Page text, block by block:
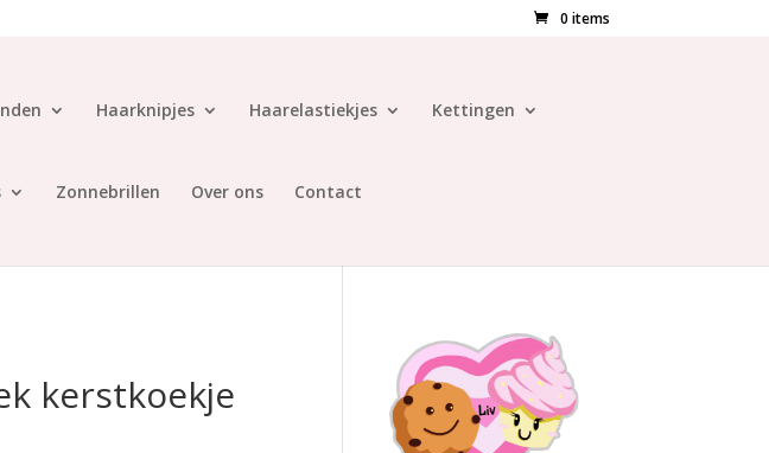
0 items
Haarknipjes Haarelastiekjes Kettingen
Zonnebrillen Over ons Contact
kerstkoekje